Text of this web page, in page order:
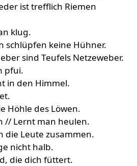
ist trefflich Riemen
klug.
schlüpfen keine Hühner.
sind Teufels Netzeweber.
pfui.
in den Himmel.
Höhle des Löwen.
// Lernt man heulen.
die Leute zusammen.
nicht halb.
die dich füttert.